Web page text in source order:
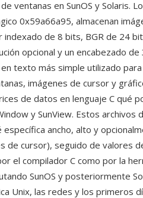
ventanas en SunOS y Solaris.
0x59a66a95, almacenan
de 8 bits, BGR de 24
opcional y un encabezado de
texto más simple utilizado
imágenes de cursor y
de datos en lenguaje C qué
y SunView. Estos archivos
ancho, alto y
de cursor), seguido de valores
el compilador C como por la
SunOS y posteriormente
Unix, las redes y los primeros